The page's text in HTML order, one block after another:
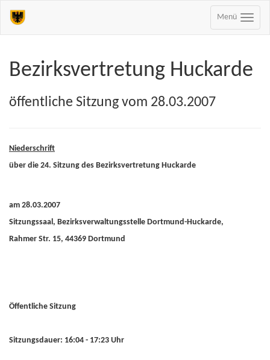
Menü
Bezirksvertretung Huckarde
öffentliche Sitzung vom 28.03.2007
Niederschrift
über die 24. Sitzung des Bezirksvertretung Huckarde
am 28.03.2007
Sitzungssaal, Bezirksverwaltungsstelle Dortmund-Huckarde,
Rahmer Str. 15, 44369 Dortmund
Öffentliche Sitzung
Sitzungsdauer: 16:04 - 17:23 Uhr